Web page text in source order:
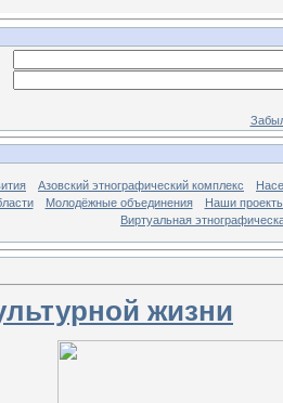
Азовский этнографический комплекс
Молодёжные объединения
Наши
Виртуальная
жизни